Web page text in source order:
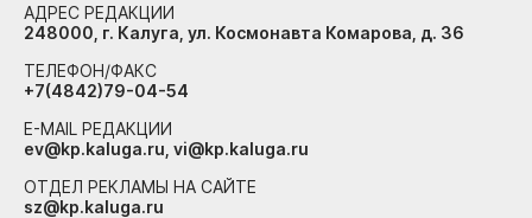
АДРЕС РЕДАКЦИИ
248000, г. Калуга, ул. Космонавта Комарова, д. 36
ТЕЛЕФОН/ФАКС
+7(4842)79-04-54
E-MAIL РЕДАКЦИИ
ev@kp.kaluga.ru, vi@kp.kaluga.ru
ОТДЕЛ РЕКЛАМЫ НА САЙТЕ
sz@kp.kaluga.ru